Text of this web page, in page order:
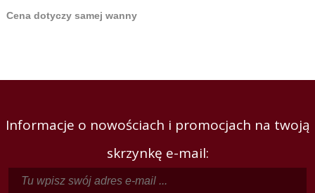
Cena dotyczy samej wanny
Informacje o nowościach i promocjach na twoją
skrzynkę e-mail: